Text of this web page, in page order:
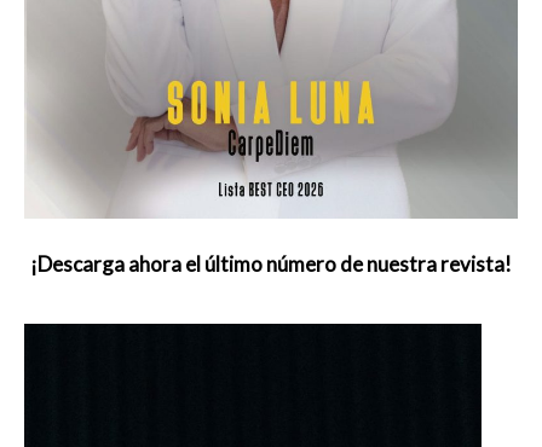
¡Descarga ahora el último número de nuestra revista!